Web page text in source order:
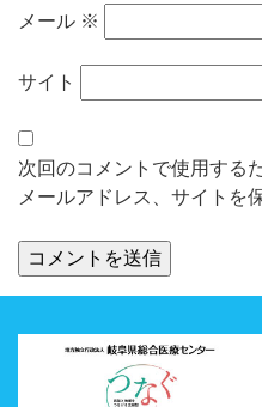
メール ※
サイト
次回のコメントで使用する
メールアドレス、サイトを